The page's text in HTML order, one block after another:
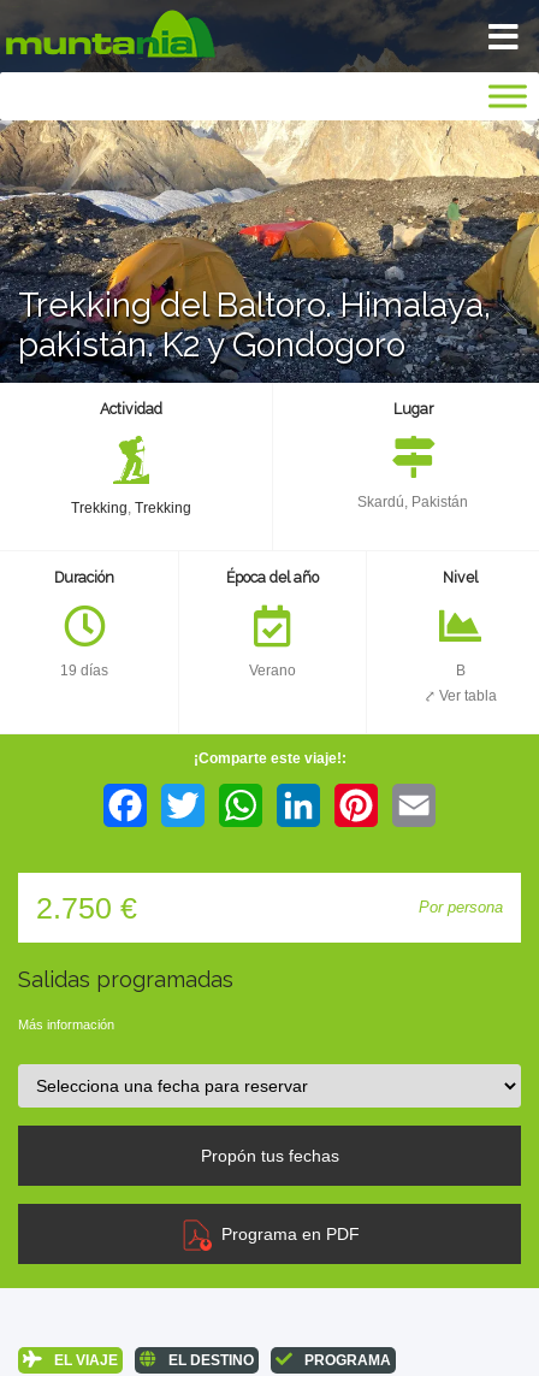
INICIO
BLOG
NOSOTROS
CONTACTO
Trekking del Baltoro. Himalaya,
pakistán. K2 y Gondogoro
Actividad
Trekking,Trekking
Lugar
Skardú, Pakistán
Duración
19 días
Época del año
Verano
Nivel
B
⤤ Ver tabla
¡Comparte este viaje!:
FacebookTwitter WhatsAppLinkedIn Pinterest
2.750 € Por persona
Salidas programadas
Más información
Propón tus fechas
Programa en PDF
EL VIAJE EL DESTINO PROGRAMA